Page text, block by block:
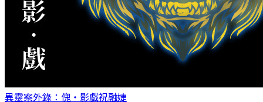
異靈案外錄：傀‧影戲祝融婕